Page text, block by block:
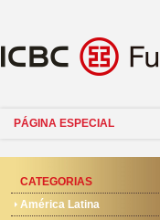
PÁGINA ESPECIAL
CATEGORIAS
América Latina